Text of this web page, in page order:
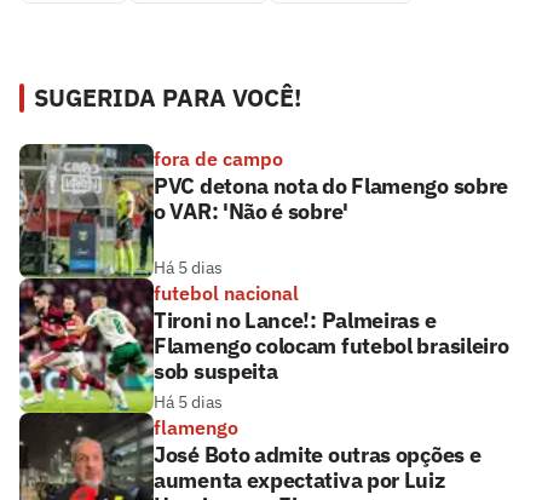
SUGERIDA PARA VOCÊ!
fora de campo
PVC detona nota do Flamengo sobre
o VAR: 'Não é sobre'
Há 5 dias
futebol nacional
Tironi no Lance!: Palmeiras e
Flamengo colocam futebol brasileiro
sob suspeita
Há 5 dias
flamengo
José Boto admite outras opções e
aumenta expectativa por Luiz